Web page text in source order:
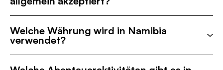
Welche Währung wird in Namibia
verwendet?